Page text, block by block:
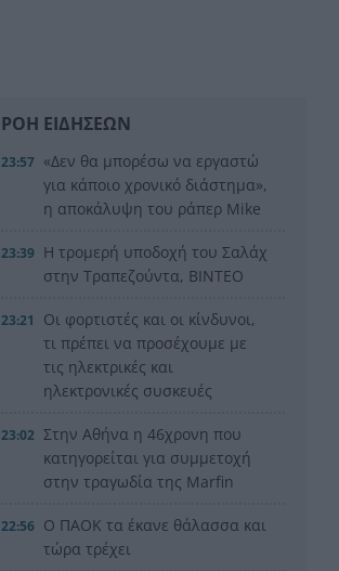
ΡΟΗ ΕΙΔΗΣΕΩΝ
23:57 «Δεν θα μπορέσω να εργαστώ
για κάποιο χρονικό διάστημα»,
η αποκάλυψη του ράπερ Mike
23:39 Η τρομερή υποδοχή του Σαλάχ
στην Τραπεζούντα, ΒΙΝΤΕΟ
23:21
Οι φορτιστές και οι κίνδυνοι,
τι πρέπει να προσέχουμε με
τις ηλεκτρικές και
ηλεκτρονικές συσκευές
23:02 Στην Αθήνα η 46χρονη που
κατηγορείται για συμμετοχή
στην τραγωδία της Marfin
22:56 Ο ΠΑΟΚ τα έκανε θάλασσα και
τώρα τρέχει